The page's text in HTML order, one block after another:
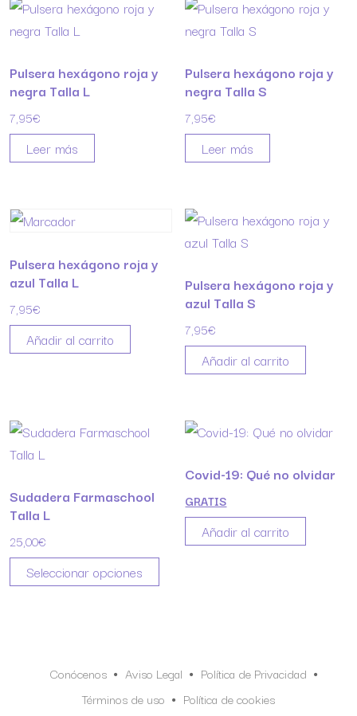
Pulsera hexágono roja y
negra Talla L
7,95€
Leer más
Pulsera hexágono roja y
negra Talla S
7,95€
Leer más
Pulsera hexágono roja y
azul Talla L
7,95€
Añadir al carrito
Pulsera hexágono roja y
azul Talla S
7,95€
Añadir al carrito
Sudadera Farmaschool
Talla L
25,00€
Seleccionar opciones
Covid-19: Qué no olvidar
GRATIS
Añadir al carrito
Conócenos Aviso Legal
Política de Privacidad
Términos de uso
Política de cookies